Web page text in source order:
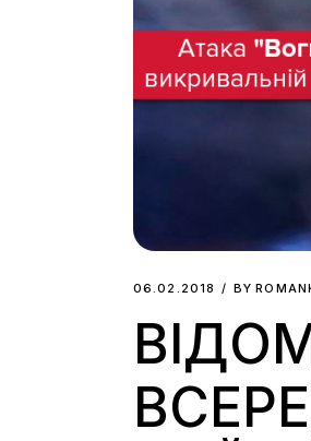
06.02.2018 BY